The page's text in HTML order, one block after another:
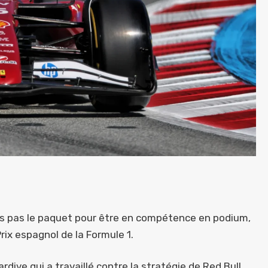
pas le paquet pour être en compétence en podium,
espagnol de la Formule 1.